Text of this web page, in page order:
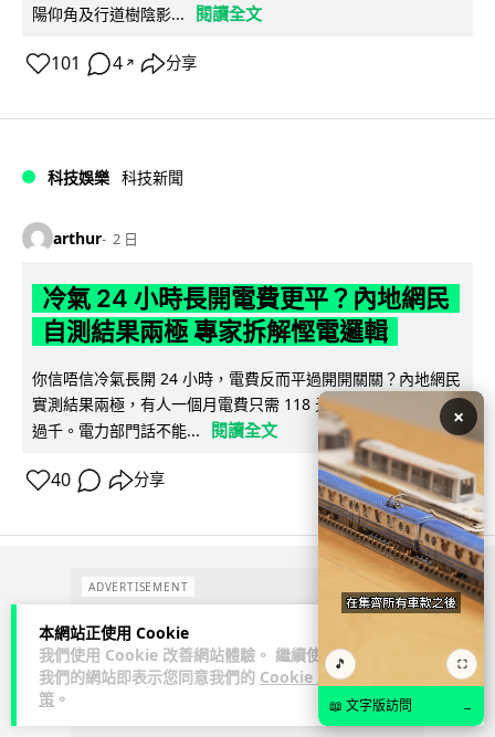
本網站正使用 Cookie
我們使用 Cookie 改善網站體驗。 繼續使用
我們的網站即表示您同意我們的 Cookie 政
策 。
陽仰角及行道樹陰影...
閱讀全文
101 4 ↗ 分享
科技娛樂 科技新聞
arthur 2 日
冷氣 24 小時長開電費更平？內地網民
自測結果兩極 專家拆解慳電邏輯
你信唔信冷氣長開 24 小時，電費反而平過開開關關？內地網民
實測結果兩極，有人一個月電費只需 118 元人民幣，有人飆到
過千。電力部門話不能...
閱讀全文
40 分享
ADVERTISEMENT
×
🎵 ⛶
📖 文字版訪問 →